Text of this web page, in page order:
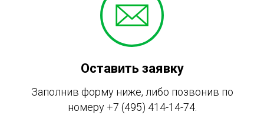
Оставить заявку
Заполнив форму ниже, либо позвонив по
номеру +7 (495) 414-14-74.